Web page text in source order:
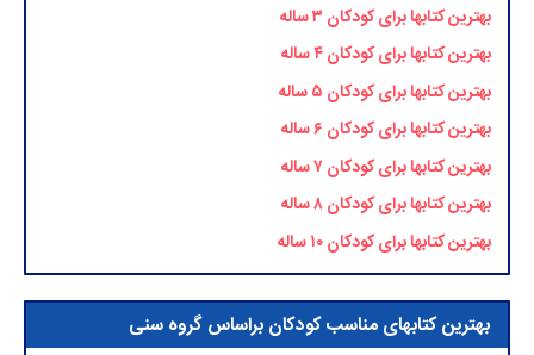
بهترین کتابها برای کودکان ۳ ساله
بهترین کتابها برای کودکان ۴ ساله
بهترین کتابها برای کودکان ۵ ساله
بهترین کتابها برای کودکان ۶ ساله
بهترین کتابها برای کودکان ۷ ساله
بهترین کتابها برای کودکان ۸ ساله
بهترین کتابها برای کودکان ۱۰ ساله
بهترین کتابهای مناسب کودکان براساس گروه سنی